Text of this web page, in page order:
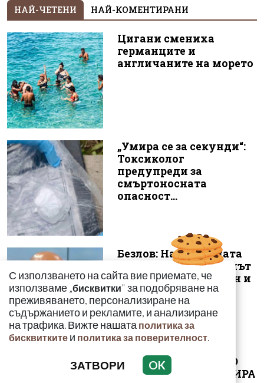
НАЙ-ЧЕТЕНИ НАЙ-КОМЕНТИРАНИ
Цигани смениха
германците и
англичаните на морето
„Умира се за секунди“:
Токсиколог
предупреди за
смъртоносната
опасност...
Безлов: Най-голямата
опасност е фентанилът
да се смесва с кокаин и
„би...
ВИЖТЕ КАК ИВАЙЛО
ФИЛИПОВ КОНТРОЛИРА
С използването на сайта вие приемате, че
използваме „бисквитки" за подобряване на
преживяването, персонализиране на
съдържанието и рекламите, и анализиране
на трафика. Вижте нашата политика за
бисквитките и политика за поверителност.
ЗАТВОРИ OK